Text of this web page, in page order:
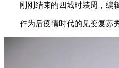
刚刚结束的四城时装周，编辑
作为后疫情时代的见变复苏秀